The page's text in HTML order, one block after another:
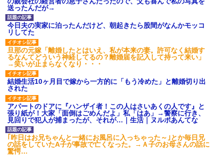
送ったんだが→
今日夫の実家に泊ったんだけど、朝起きたら股間がなんかモッコ
リしてた
旦那の元嫁「離婚したとはいえ、私が本来の妻。許可なく結婚す
るなんてどういう神経してるの？離婚届を記入して持って来い」
→笑いが止まらなくなり・・・
結婚生活10ヶ月目で嫁から一方的に「もう冷めた」と離婚切り出
された
アパートのドアに『ハンザイ者！この人はさいあくの人です』と
張り紙が！大家「面倒はごめんだよ」私「はあ」→警察に行き、
見回りで犯人が捕まったが、それが…｜生活｜ヌルポあんてな
｢昨日はお兄ちゃんと一緒にお風呂に入っちゃった～｣とか毎日兄
の話をしていたA子が事故で亡くなった。→Ａ子のお母さんの話に
驚愕…